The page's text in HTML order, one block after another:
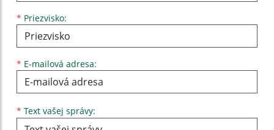
* Priezvisko:
* E-mailová adresa:
* Text vašej správy: